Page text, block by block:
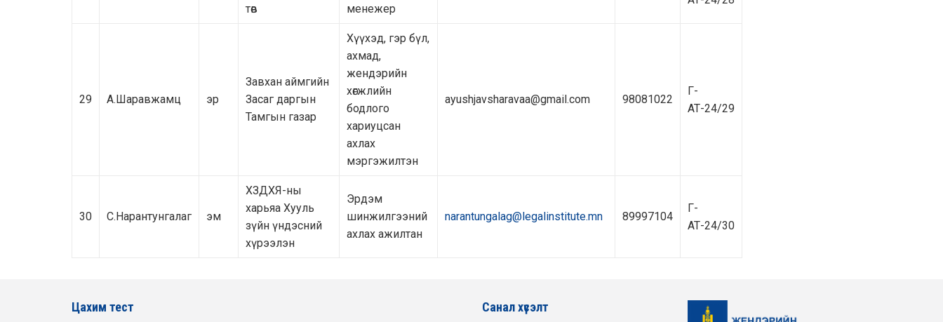
төв
менежер
29 А.Шаравжамц эр
Завхан аймгийн
Засаг даргын
Тамгын газар
Хүүхэд, гэр бүл,
ахмад,
жендэрийн
хөгжлийн
бодлого
хариуцсан
ахлах
мэргэжилтэн
ayushjavsharavaa@gmail.com 98081022
Г-
АТ-24/29
30 С.Нарантунгалаг эм
ХЗДХЯ-ны
харьяа Хууль
зүйн үндэсний
хүрээлэн
Эрдэм
шинжилгээний
ахлах ажилтан
narantungalag@legalinstitute.mn 89997104
Г-
АТ-24/30
Цахим тест Санал хүсэлт